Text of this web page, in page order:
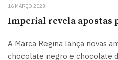
16 MARÇO 2023
Imperial revela apostas
A Marca Regina lança novas
chocolate negro e chocolate